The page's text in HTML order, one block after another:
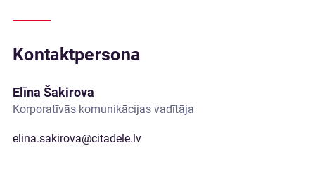
Kontaktpersona
Elīna Šakirova
Korporatīvās komunikācijas vadītāja
elina.sakirova@citadele.lv